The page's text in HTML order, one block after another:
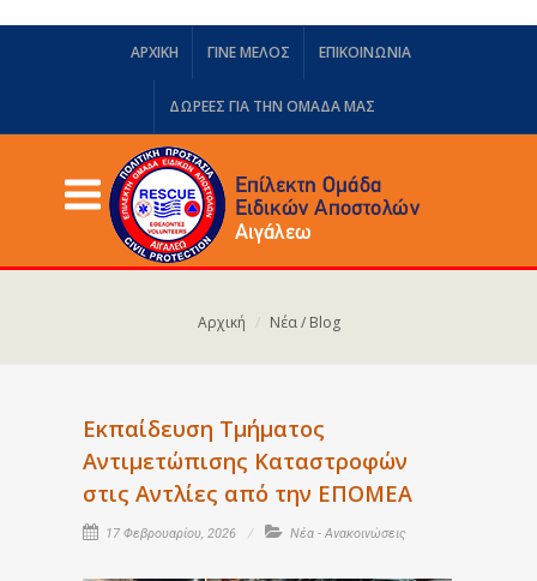
ΑΡΧΙΚΗ ΓΙΝΕ ΜΕΛΟΣ ΕΠΙΚΟΙΝΩΝΙΑ
ΔΩΡΕΈΣ ΓΙΑ ΤΗΝ ΟΜΆΔΑ ΜΑΣ
Αρχική Νέα / Blog
Εκπαίδευση Τμήματος
Αντιμετώπισης Καταστροφών
στις Αντλίες από την ΕΠΟΜΕΑ
17 Φεβρουαρίου, 2026 Νέα - Ανακοινώσεις